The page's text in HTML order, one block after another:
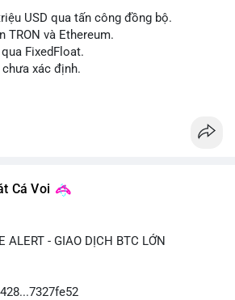
USD qua tấn công đồng bộ.
TRON và Ethereum.
FixedFloat.
xác định.
Cá Voi
ALERT - GIAO DỊCH BTC LỚN